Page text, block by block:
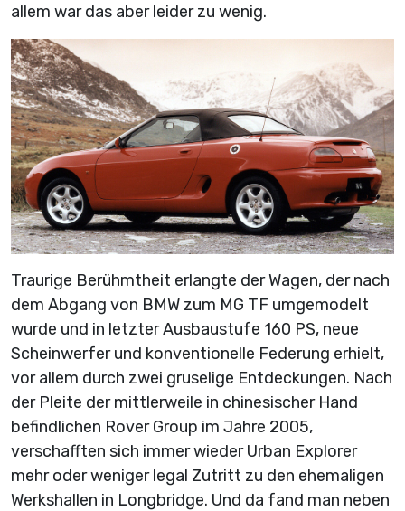
allem war das aber leider zu wenig.
Traurige Berühmtheit erlangte der Wagen, der nach
dem Abgang von BMW zum MG TF umgemodelt
wurde und in letzter Ausbaustufe 160 PS, neue
Scheinwerfer und konventionelle Federung erhielt,
vor allem durch zwei gruselige Entdeckungen. Nach
der Pleite der mittlerweile in chinesischer Hand
befindlichen Rover Group im Jahre 2005,
verschafften sich immer wieder Urban Explorer
mehr oder weniger legal Zutritt zu den ehemaligen
Werkshallen in Longbridge. Und da fand man neben